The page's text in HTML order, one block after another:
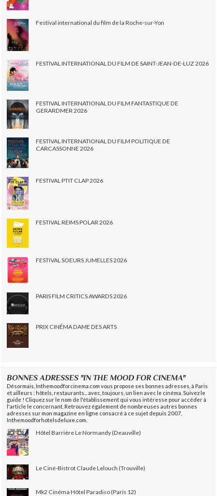
Festival international du film de la Roche-sur-Yon
FESTIVAL INTERNATIONAL DU FILM DE SAINT-JEAN-DE-LUZ 2026
FESTIVAL INTERNATIONAL DU FILM FANTASTIQUE DE
GERARDMER 2026
FESTIVAL INTERNATIONAL DU FILM POLITIQUE DE
CARCASSONNE 2026
FESTIVAL PTIT CLAP 2026
FESTIVAL REIMS POLAR 2026
FESTIVAL SOEURS JUMELLES 2026
PARIS FILM CRITICS AWARDS 2026
PRIX CINÉMA DAME DES ARTS
BONNES ADRESSES "IN THE MOOD FOR CINEMA"
Désormais, Inthemoodforcinema.com vous propose ses bonnes adresses, à Paris
et ailleurs : hôtels, restaurants... avec, toujours, un lien avec le cinéma. Suivez le
guide ! Cliquez sur le nom de l'établissement qui vous intéresse pour accéder à
l'article le concernant. Retrouvez également de nombreuses autres bonnes
adresses sur mon magazine en ligne consacré à ce sujet depuis 2007,
Inthemoodforhotelsdeluxe.com.
Hôtel Barrière Le Normandy (Deauville)
Le Ciné-Bistrot Claude Lelouch (Trouville)
Mk2 Cinéma Hôtel Paradiso (Paris 12)